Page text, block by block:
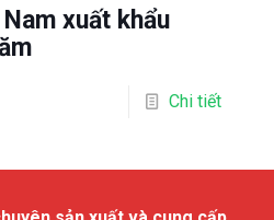
xuất khẩu
Chi tiết